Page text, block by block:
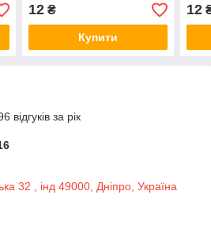
12₴
Купити
12
відгуків за рік
32 , інд 49000, Дніпро, Україна